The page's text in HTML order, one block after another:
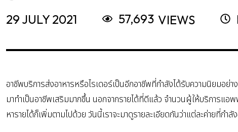
29 JULY 2021 57,693 VIEWS
อาชีพบริการส่งอาหารหรือไรเดอร์เป็นอีกอาชีพที่กำลังได้รับความนิยมอย่
มาทำเป็นอาชีพเสริมมากขึ้น นอกจากรายได้ที่ดีแล้ว จำนวนผู้ให้บริการแ
หารายได้ก็เพิ่มตามไปด้วย วันนี้เราจะมาดูรายละเอียดกันว่าแต่ละค่ายที่กำ